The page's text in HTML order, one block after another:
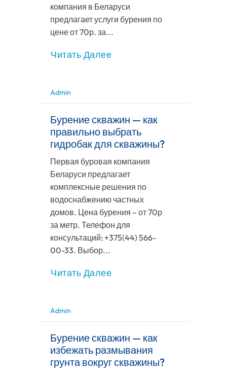
компания в Беларуси
предлагает услуги бурения по
цене от 70р. за...
Читать Далее
Admin
Бурение скважин — как
правильно выбрать
гидробак для скважины?
Первая буровая компания
Беларуси предлагает
комплексные решения по
водоснабжению частных
домов. Цена бурения – от 70р
за метр. Телефон для
консультаций: +375(44) 566-
00-33. Выбор...
Читать Далее
Admin
Бурение скважин — как
избежать размывания
грунта вокруг скважины?